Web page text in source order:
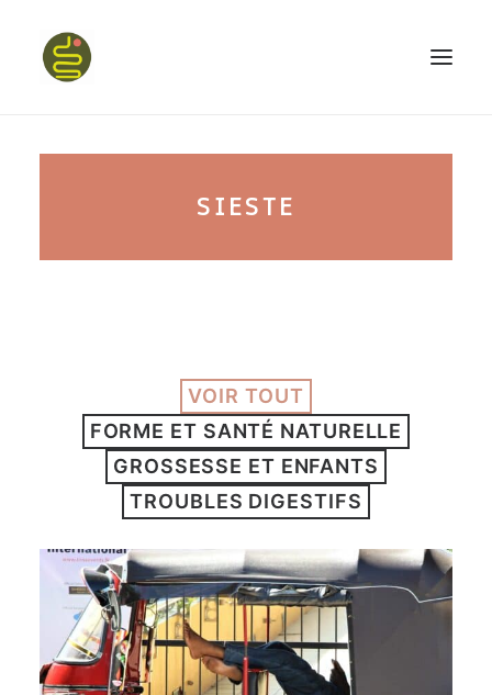
PROGRAMME HAPPY BELLY
CONFÉRENCES
podcast kinoa
ARTICLES
YOGA
faire le quiz
Recherche
Panier
SIESTE
VOIR TOUT
FORME ET SANTÉ NATURELLE
GROSSESSE ET ENFANTS
TROUBLES DIGESTIFS